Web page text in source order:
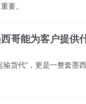
要。
哥能为客户提供
输货代”，更是一整套墨